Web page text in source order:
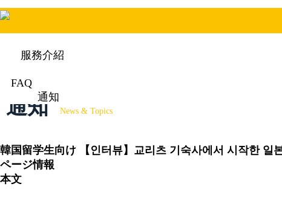
服務介紹
FAQ
通知
通知 News & Topics
韓国留学生向け
【인터뷰】교리츠 기숙사에서 시작한
ページ情報
本文